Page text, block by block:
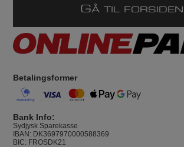
GÅ TIL FORSIDEN
Betalingsformer
Bank Info:
Sydjysk Sparekasse
IBAN: DK3697970000588369
BIC: FROSDK21